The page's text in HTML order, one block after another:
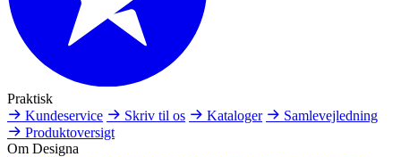
Praktisk
Kundeservice
Skriv til os Kataloger
Samlevejledning
Produktoversigt
Om Designa